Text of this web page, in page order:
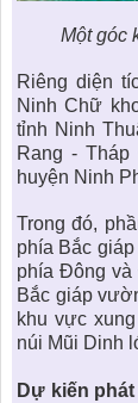
Một góc
Riêng diện
Ninh Chữ
tỉnh Ninh
Rang - Tháp
huyện Ninh
Trong đó,
phía Bắc
phía Đông và
Bắc giáp
khu vực
núi Mũi Dinh
Dự kiến